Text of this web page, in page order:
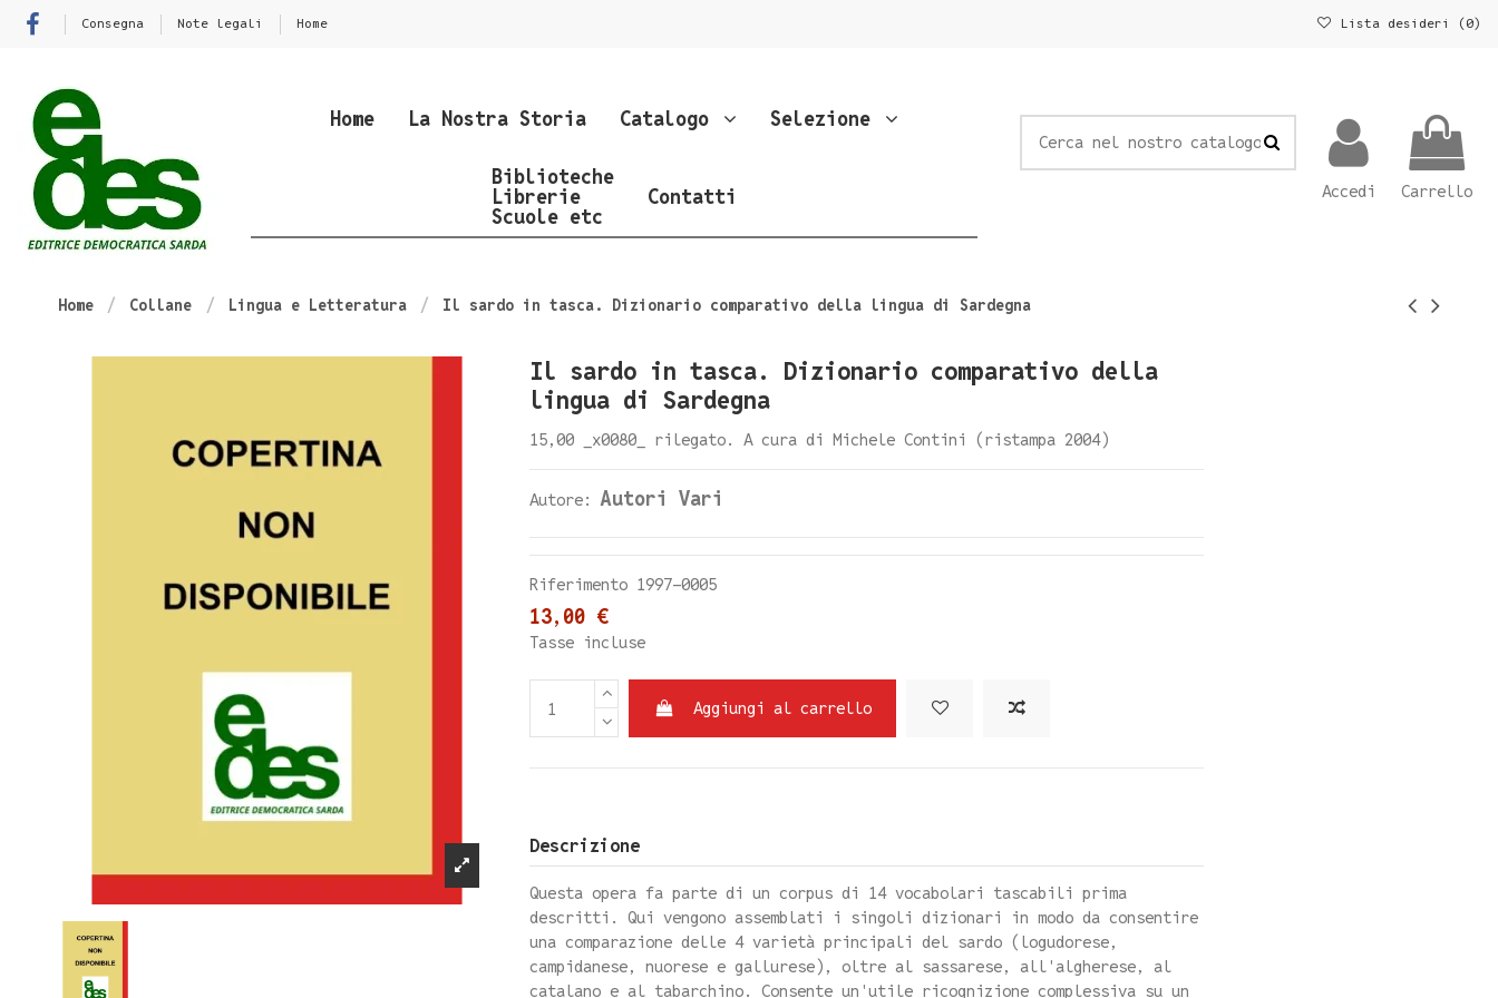
Consegna Note legali Home Lista desideri (0)
Home La Nostra Storia Catalogo Selezione
Biblioteche
Librerie
Scuole etc
Contatti Accedi Carrello
Home Collane Lingua e Letteratura Il sardo in tasca. Dizionario comparativo della lingua di Sardegna
Il sardo in tasca. Dizionario comparativo della
lingua di Sardegna
15,00 _x0080_ rilegato. A cura di Michele Contini (ristampa 2004)
Autore: Autori Vari
Riferimento 1997-0005
13,00 €
Tasse incluse
Aggiungi al carrello
Descrizione
Questa opera fa parte di un corpus di 14 vocabolari tascabili prima
descritti. Qui vengono assemblati i singoli dizionari in modo da consentire
una comparazione delle 4 varietà principali del sardo (logudorese,
campidanese, nuorese e gallurese), oltre al sassarese, all'algherese, al
catalano e al tabarchino. Consente un'utile ricognizione complessiva su un